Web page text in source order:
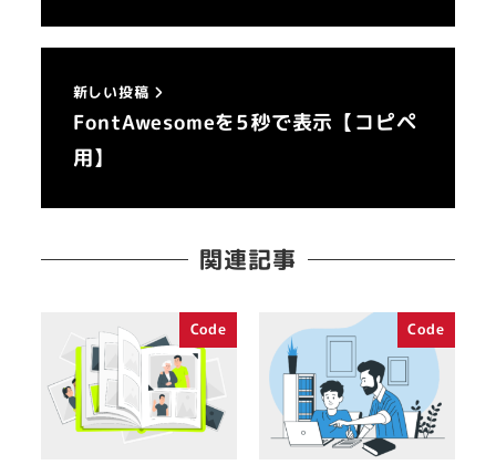
新しい投稿
FontAwesomeを5秒で表示【コピペ
用】
関連記事
Code Code